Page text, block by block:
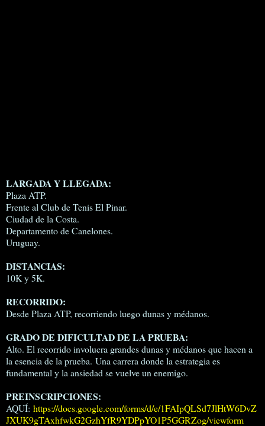
LARGADA Y LLEGADA:
Plaza ATP.
Frente al Club de Tenis El Pinar.
Ciudad de la Costa.
Departamento de Canelones.
Uruguay.
DISTANCIAS:
10K y 5K.
RECORRIDO:
Desde Plaza ATP, recorriendo luego dunas y médanos.
GRADO DE DIFICULTAD DE LA PRUEBA:
Alto. El recorrido involucra grandes dunas y médanos que hacen a
la esencia de la prueba. Una carrera donde la estrategia es
fundamental y la ansiedad se vuelve un enemigo.
PREINSCRIPCIONES:
AQUÍ: https://docs.google.com/forms/d/e/1FAIpQLSd7JlHtW6DvZ
JXUK9gTAxhfwkG2GzhYfR9YDPpYO1P5GGRZog/viewform